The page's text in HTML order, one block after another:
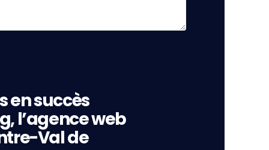
en succès
l’agence web
Val de